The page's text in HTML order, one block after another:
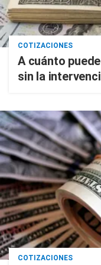
COTIZACIONES
A cuánto
sin la
COTIZACIONES